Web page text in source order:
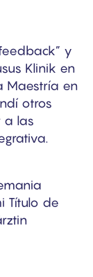
y
Klinik en
Maestría en
otros
a las
Título de